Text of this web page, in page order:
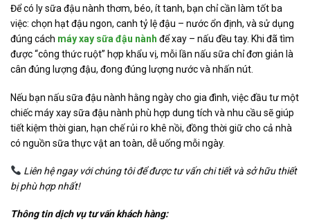
Để có ly sữa đậu nành thơm, béo, ít tanh, bạn chỉ cần làm tốt ba
việc: chọn hạt đậu ngon, canh tỷ lệ đậu – nước ổn định, và sử dụng
đúng cách máy xay sữa đậu nành để xay – nấu đều tay. Khi đã tìm
được “công thức ruột” hợp khẩu vị, mỗi lần nấu sữa chỉ đơn giản là
cân đúng lượng đậu, đong đúng lượng nước và nhấn nút.
Nếu bạn nấu sữa đậu nành hằng ngày cho gia đình, việc đầu tư một
chiếc máy xay sữa đậu nành phù hợp dung tích và nhu cầu sẽ giúp
tiết kiệm thời gian, hạn chế rủi ro khê nồi, đồng thời giữ cho cả nhà
có nguồn sữa thực vật an toàn, dễ uống mỗi ngày.
Liên hệ ngay với chúng tôi để được tư vấn chi tiết và sở hữu thiết
bị phù hợp nhất!
Thông tin dịch vụ tư vấn khách hàng: